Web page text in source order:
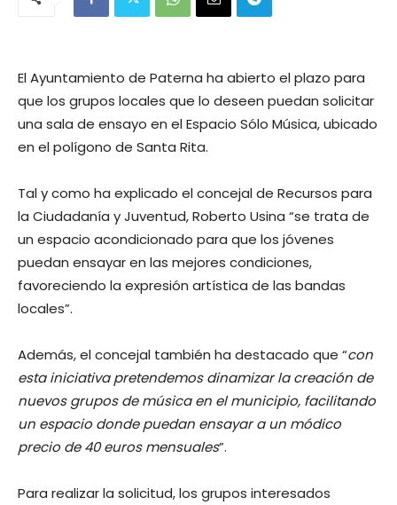
El Ayuntamiento de Paterna ha abierto el plazo para
que los grupos locales que lo deseen puedan solicitar
una sala de ensayo en el Espacio Sólo Música, ubicado
en el polígono de Santa Rita.
Tal y como ha explicado el concejal de Recursos para
la Ciudadanía y Juventud, Roberto Usina “se trata de
un espacio acondicionado para que los jóvenes
puedan ensayar en las mejores condiciones,
favoreciendo la expresión artística de las bandas
locales”.
Además, el concejal también ha destacado que “con
esta iniciativa pretendemos dinamizar la creación de
nuevos grupos de música en el municipio, facilitando
un espacio donde puedan ensayar a un módico
precio de 40 euros mensuales”.
Para realizar la solicitud, los grupos interesados